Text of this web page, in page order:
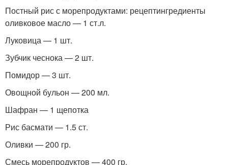
Постный рис с морепродуктами: рецептингредиенты
оливковое масло — 1 ст.л.
Луковица — 1 шт.
Зубчик чеснока — 2 шт.
Помидор — 3 шт.
Овощной бульон — 200 мл.
Шафран — 1 щепотка
Рис басмати — 1.5 ст.
Оливки — 200 гр.
Смесь морепродуктов — 400 гр.